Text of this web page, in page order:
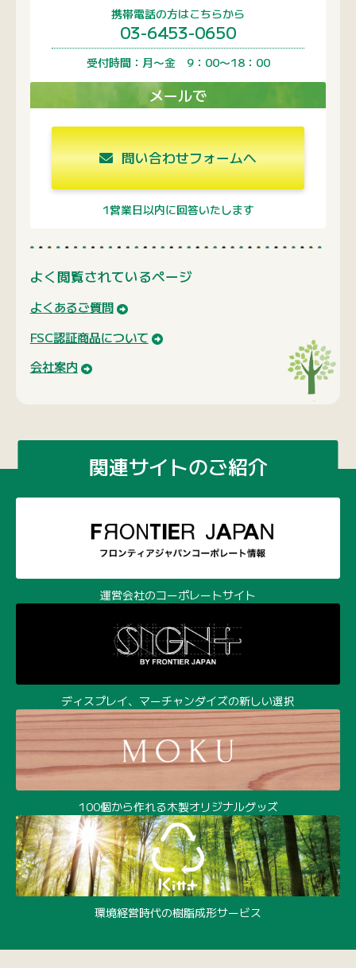
1営業日以内に回答いたします
よく閲覧されているページ
FSC認証商品について
会社案内
ディスプレイ、マーチャンダイズの新しい選択
100個から作れる木製オリジナルグッズ
環境経営時代の樹脂成形サービス